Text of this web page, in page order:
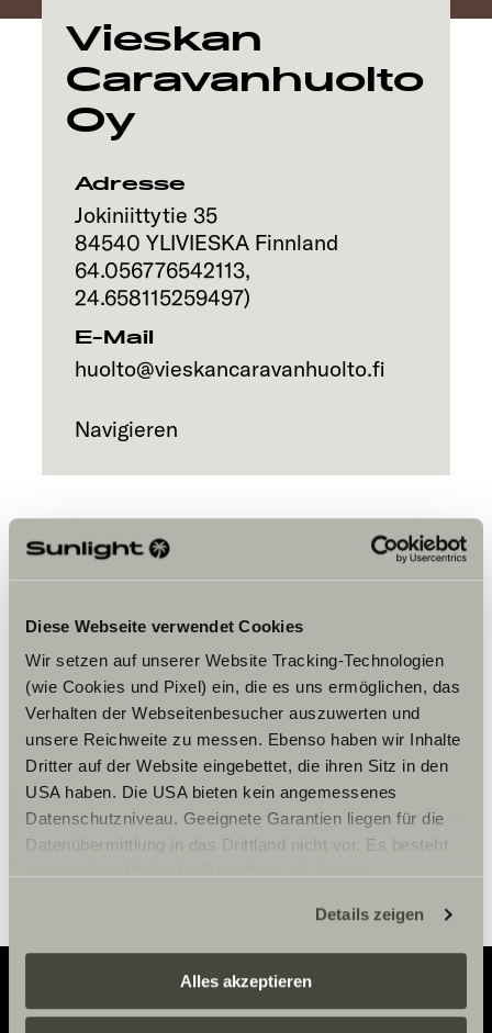
Diese Webseite verwendet Cookies
Wir setzen auf unserer Website Tracking-Technologien
(wie Cookies und Pixel) ein, die es uns ermöglichen, das
Verhalten der Webseitenbesucher auszuwerten und
unsere Reichweite zu messen. Ebenso haben wir Inhalte
Dritter auf der Website eingebettet, die ihren Sitz in den
USA haben. Die USA bieten kein angemessenes
Datenschutzniveau. Geeignete Garantien liegen für die
Datenübermittlung in das Drittland nicht vor. Es besteht
zustehen. Eingesetzte Dienstleister können Daten für
eigene Zwecke verarbeiten und mit anderen Daten
zusammenführen. Weitere Informationen finden Sie hier:
Datenschutzerklärung
Details zeigen
Alles akzeptieren
Explore
Service
Vieskan
Caravanhuolto
Oy
Adresse
Jokiniittytie 35
84540 YLIVIESKA Finnland
64.056776542113,
24.658115259497)
E-Mail
huolto@vieskancaravanhuolto.fi
Navigieren
Bitte akzeptiere die Marketing-
Cookies, um die Inhalte zu sehen.
Cookie-Einstellungen